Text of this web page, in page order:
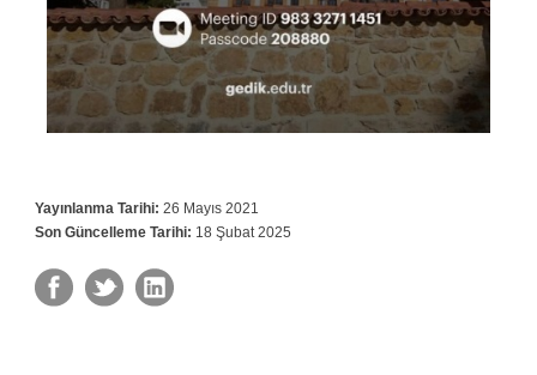
Yayınlanma Tarihi: 26 Mayıs 2021
Son Güncelleme Tarihi: 18 Şubat 2025